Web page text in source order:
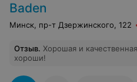
Baden
Минск, пр-т Дзержинского, 122
Отзыв. Хорошая и
хороши!